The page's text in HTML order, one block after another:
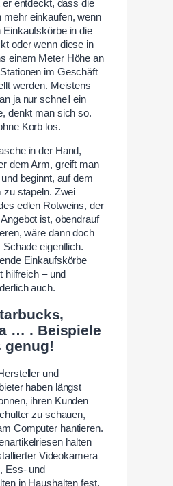
er entdeckt, dass die
mehr einkaufen, wenn
Einkaufskörbe in die
oder wenn diese in
einem Meter Höhe an
im Geschäft
werden. Meistens
ja nur schnell ein
denkt man sich so.
Korb los.
in der Hand,
dem Arm, greift man
beginnt, auf dem
zu stapeln. Zwei
edlen Rotweins, der
ist, obendrauf
wäre dann doch
eigentlich.
Einkaufskörbe
hilfreich – und
auch.
… . Beispiele
genug!
und
haben längst
ihren Kunden
zu schauen,
Computer hantieren.
halten
Videokamera
Ess- und
in Haushalten fest.